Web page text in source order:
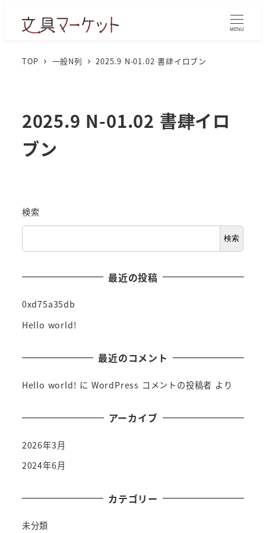
MENU
TOP 一般N列 2025.9 N-01.02 書肆イロブン
2025.9 N-01.02 書肆イロ
ブン
検索
検索
最近の投稿
0xd75a35db
Hello world!
最近のコメント
Hello world! に WordPress コメントの投稿者 より
アーカイブ
2026年3月
2024年6月
カテゴリー
未分類